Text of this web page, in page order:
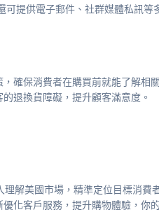
可提供電子郵件、社群媒體私訊等
確保消費者在購買前就能了解相
退換貨障礙，提升顧客滿意度。
解美國市場，精準定位目標消費
化客戶服務，提升購物體驗，你